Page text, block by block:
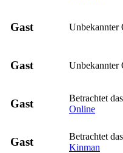
Gast Unbekannter
Gast Unbekannter
Gast Betrachtet
Online
Gast
Betrachtet
Kinman